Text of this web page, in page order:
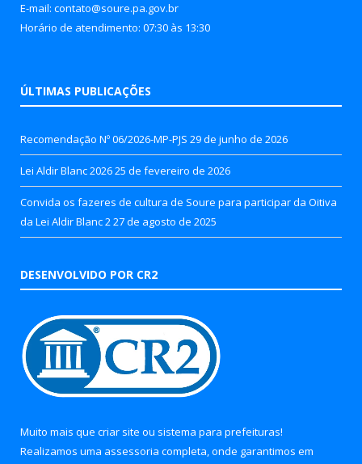
E-mail: contato@soure.pa.gov.br
Horário de atendimento: 07:30 às 13:30
ÚLTIMAS PUBLICAÇÕES
Recomendação Nº 06/2026-MP-PJS 29 de junho de 2026
Lei Aldir Blanc 202625 de fevereiro de 2026
Convida os fazeres de cultura de Soure para participar da Oitiva
da Lei Aldir Blanc 227 de agosto de 2025
DESENVOLVIDO POR CR2
Muito mais que criar site ou sistema para prefeituras!
Realizamos uma assessoria completa, onde garantimos em